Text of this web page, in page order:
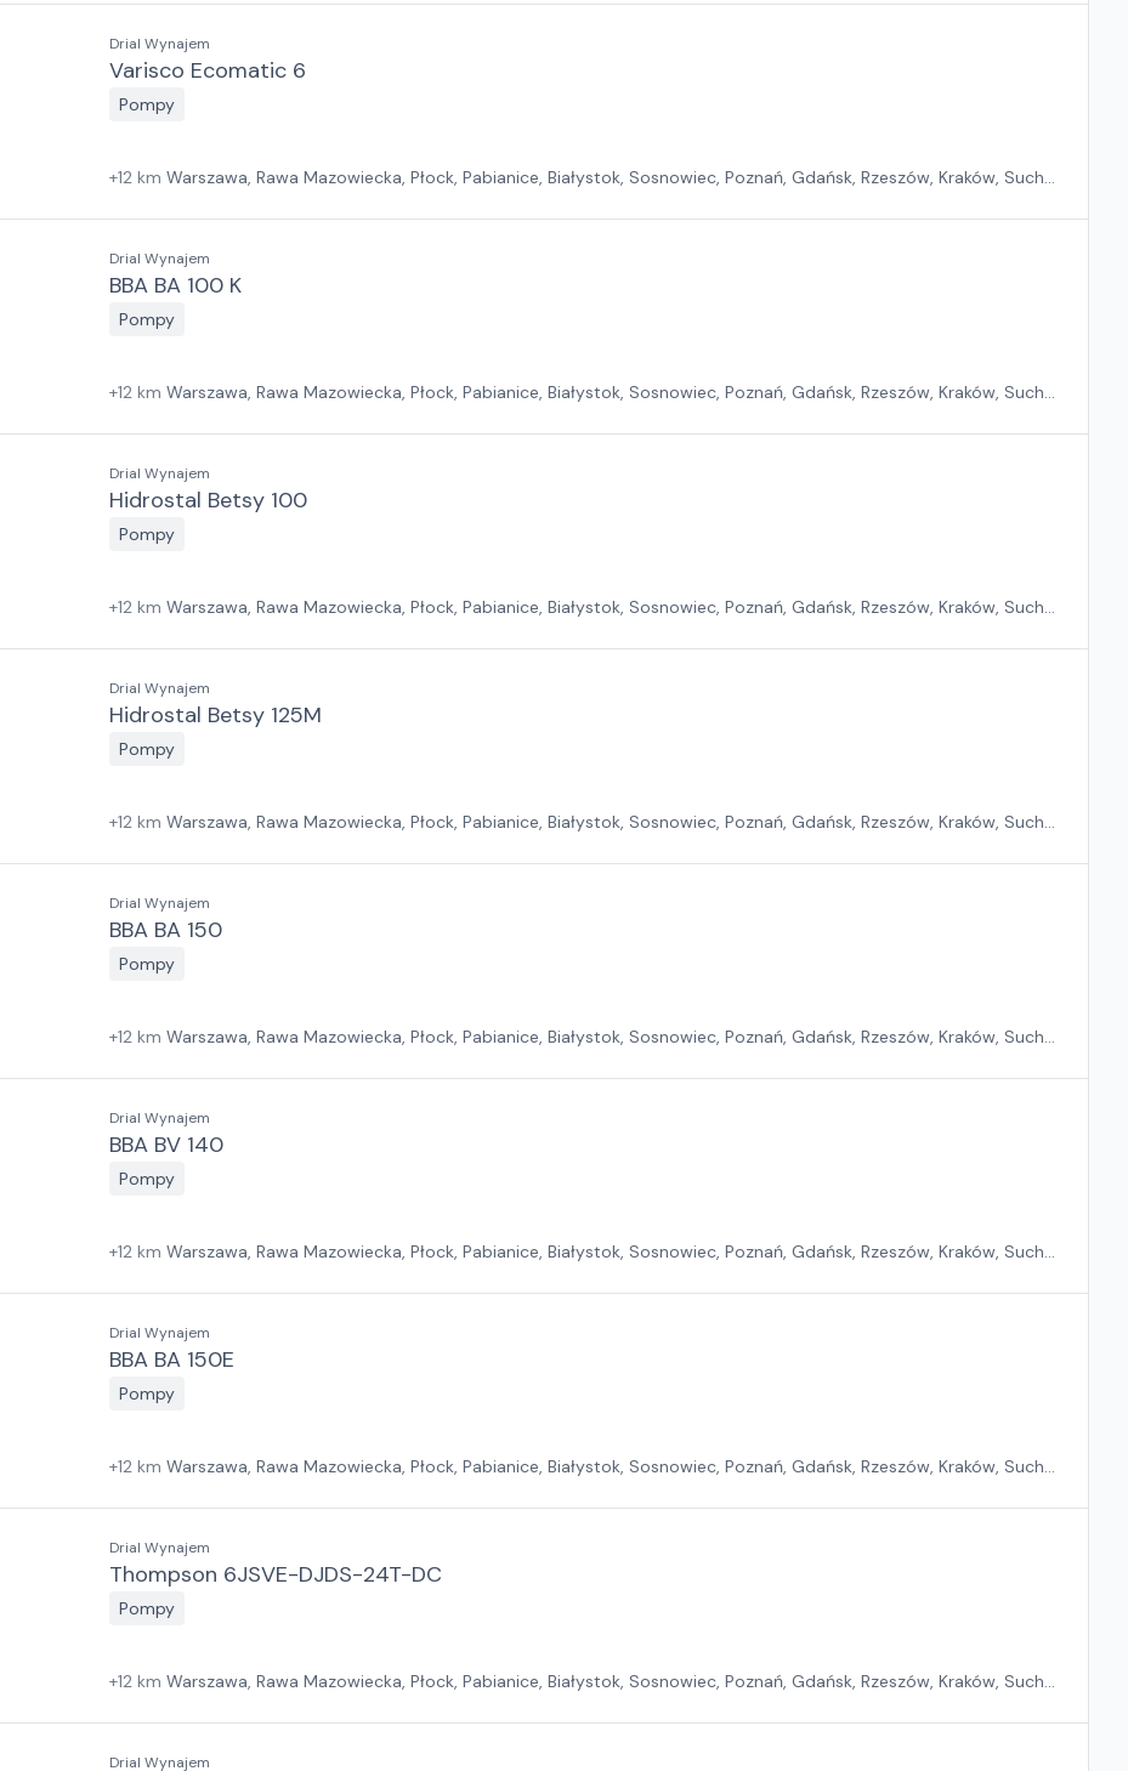
Drial Wynajem
Varisco Ecomatic 6
Pompy
+12 km Warszawa, Rawa Mazowiecka, Płock, Pabianice, Białystok, Sosnowiec, Poznań, Gdańsk, Rzeszów, Kraków, Suchy
Drial Wynajem
BBA BA 100 K
Pompy
+12 km Warszawa, Rawa Mazowiecka, Płock, Pabianice, Białystok, Sosnowiec, Poznań, Gdańsk, Rzeszów, Kraków, Suchy
Drial Wynajem
Hidrostal Betsy 100
Pompy
+12 km Warszawa, Rawa Mazowiecka, Płock, Pabianice, Białystok, Sosnowiec, Poznań, Gdańsk, Rzeszów, Kraków, Suchy
Drial Wynajem
Hidrostal Betsy 125M
Pompy
+12 km Warszawa, Rawa Mazowiecka, Płock, Pabianice, Białystok, Sosnowiec, Poznań, Gdańsk, Rzeszów, Kraków, Suchy
Drial Wynajem
BBA BA 150
Pompy
+12 km Warszawa, Rawa Mazowiecka, Płock, Pabianice, Białystok, Sosnowiec, Poznań, Gdańsk, Rzeszów, Kraków, Suchy
Drial Wynajem
BBA BV 140
Pompy
+12 km Warszawa, Rawa Mazowiecka, Płock, Pabianice, Białystok, Sosnowiec, Poznań, Gdańsk, Rzeszów, Kraków, Suchy
Drial Wynajem
BBA BA 150E
Pompy
+12 km Warszawa, Rawa Mazowiecka, Płock, Pabianice, Białystok, Sosnowiec, Poznań, Gdańsk, Rzeszów, Kraków, Suchy
Drial Wynajem
Thompson 6JSVE-DJDS-24T-DC
Pompy
+12 km Warszawa, Rawa Mazowiecka, Płock, Pabianice, Białystok, Sosnowiec, Poznań, Gdańsk, Rzeszów, Kraków, Suchy
Drial Wynajem